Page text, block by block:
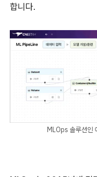
합니다.
MLOps 솔루션인